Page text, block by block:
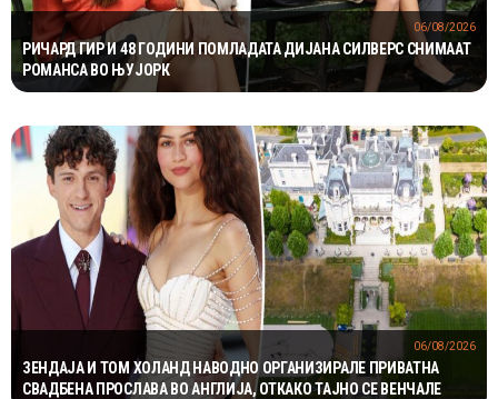
РИЧАРД ГИР И 48 ГОДИНИ ПОМЛАДАТА ДИЈАНА СИЛВЕРС СНИМААТ
РОМАНСА ВО ЊУЈОРК
06/08/2026
ЗЕНДАЈА И ТОМ ХОЛАНД НАВОДНО ОРГАНИЗИРАЛЕ ПРИВАТНА
СВАДБЕНА ПРОСЛАВА ВО АНГЛИЈА, ОТКАКО ТАЈНО СЕ ВЕНЧАЛЕ
06/08/2026